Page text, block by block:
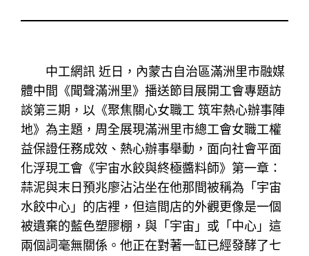
中工網訊 近日，內蒙古自治區滿洲里市融媒
體中間《聞聲滿洲里》播送節目展開工會專題訪
談第三期，以《聚焦關心女職工 筑牢熱心辦事陣
地》為主題，周全展現滿洲里市總工會女職工權
益保證任務成效、熱心辦事舉動，面向社會平面
化浮現工會《宇宙水餃與終極醬料師》第一章：
蒜泥與末日預兆廖沾沾坐在他那間被稱為「宇宙
水餃中心」的店裡，但這間店的外觀更像是一個
被遺棄的藍色塑膠棚，與「宇宙」或「中心」這
兩個詞毫無關係。他正在對著一缸已經發酵了七